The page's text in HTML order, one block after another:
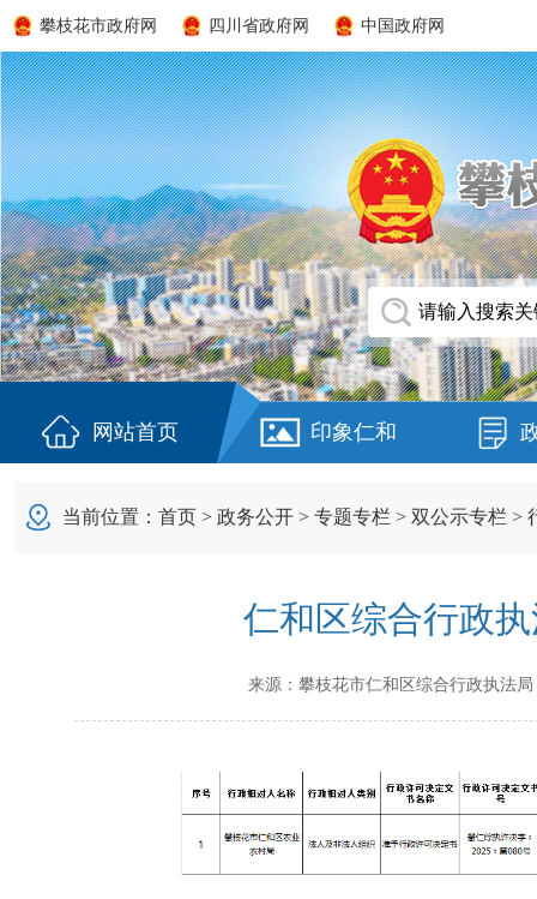
攀枝花市政府网 四川省政府网 中国政府网
网站首页 印象仁和
当前位置： 首页 > 政务公开 > 专题专栏 > 双公示专栏 >
仁和区综合行政
来源： 攀枝花市仁和区综合行政执法局